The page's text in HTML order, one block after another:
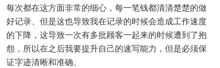
每次都在这方面非常的细心，每一笔钱都清清楚楚的做
好记录、但是这也导致我在记录的时候会造成工作速度
的下降，这导致一次有多批顾客一起来的时候遭到了抱
怨，所以在之后我要提升自己的速写能力，但是必须保
证字迹清晰和准确、